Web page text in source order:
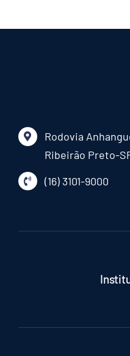
Rodovia
Ribeirão Preto-
(16) 3101-9000